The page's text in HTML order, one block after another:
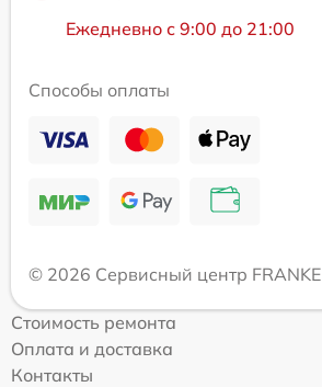
Ежедневно с 9:00 до 21:00
Способы оплаты
© 2026 Сервисный центр FRANKE
Стоимость ремонта
Оплата и доставка
Контакты